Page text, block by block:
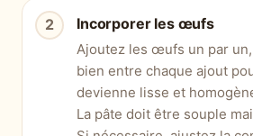
Incorporer les œufs
Ajoutez les œufs un par
bien entre chaque ajout
devienne lisse et
La pâte doit être souple